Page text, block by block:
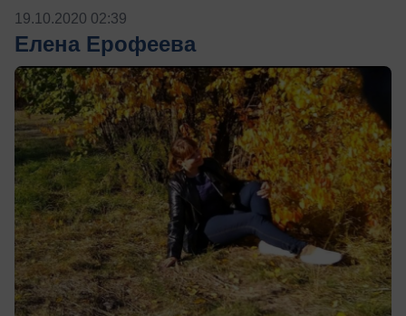
19.10.2020 02:39
Елена Ерофеева